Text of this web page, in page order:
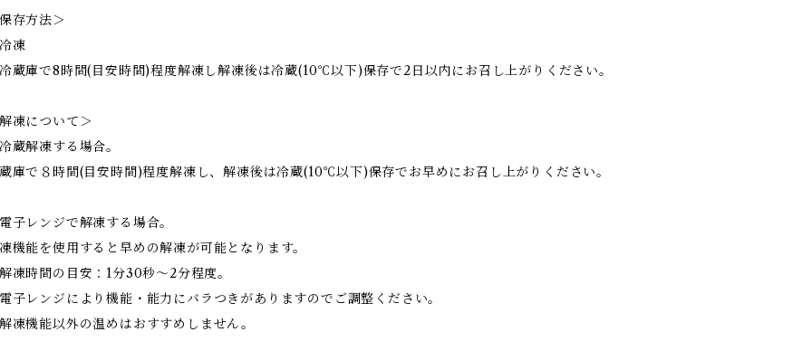
存方法＞
凍
蔵庫で8時間(目安時間)程度解凍し解凍後は冷蔵(10℃以下)保存で2日以内にお召し上がりください。
凍について＞
蔵解凍する場合。
庫で８時間(目安時間)程度解凍し、解凍後は冷蔵(10℃以下)保存でお早めにお召し上がりください。
子レンジで解凍する場合。
機能を使用すると早めの解凍が可能となります。
凍時間の目安：1分30秒〜2分程度。
子レンジにより機能・能力にバラつきがありますのでご調整ください。
凍機能以外の温めはおすすめしません。